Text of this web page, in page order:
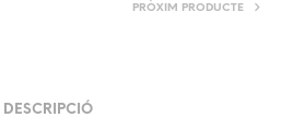
PRÒXIM PRODUCTE
DESCRIPCIÓ